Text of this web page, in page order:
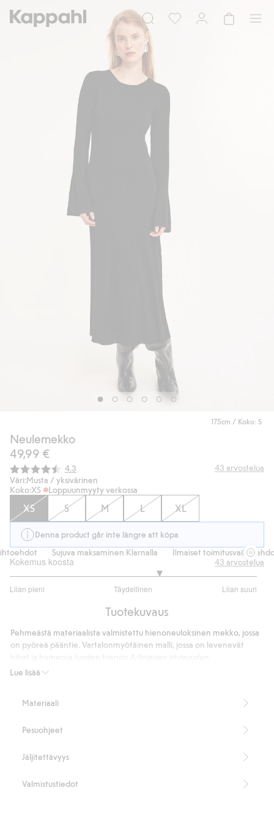
175cm / Koko: S
Neulemekko
49,99 €
Keskimääräinen luokitus:
4.3 43 arvostelua
Väri:Musta / yksivärinen
Koko:XS Loppuunmyyty verkossa
XS S M L XL
Denna product går inte längre att köpa
Sujuva maksaminen Klarnalla Ilmaiset toimitusvaihtoehdot
Kokemus koosta
Liian pieni Täydellinen Liian suuri
/
ääneen
43 arvostelua
Tuotekuvaus
Lue lisää
Pehmeästä materiaalista valmistettu hienoneuloksinen mekko, jossa
on pyöreä pääntie. Vartalonmyötäinen malli, jossa on levenevät
Pyöreä pääntie
Pituus 120 cm koossa S.
Tuotenumero:
Materiaali
Pesuohjeet
Jäljitettävyys
Valmistustiedot